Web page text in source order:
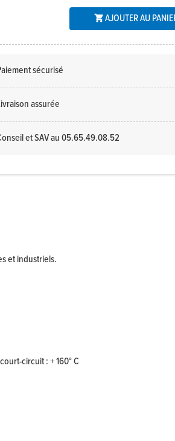
AJOUTER AU
sécurisé
assurée
et SAV au 05.65.49.08.52
et industriels.
circuit : + 160° C